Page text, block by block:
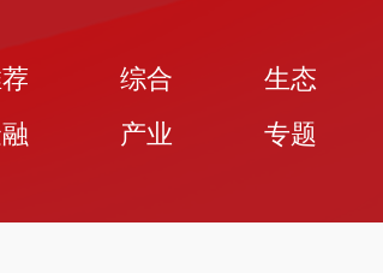
综合 生态
产业 专题